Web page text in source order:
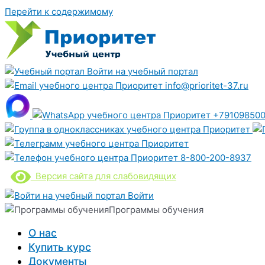
Перейти к содержимому
Войти на учебный портал
info@prioritet-37.ru
8-800-200-8937
Версия сайта для слабовидящих
Войти
Программы обучения
О нас
Купить курс
Документы